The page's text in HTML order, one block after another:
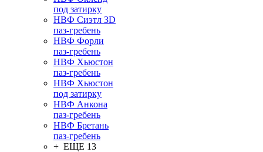
под затирку
НВФ Сиэтл 3D
паз-гребень
НВФ Форли
паз-гребень
НВФ Хьюстон
паз-гребень
НВФ Хьюстон
под затирку
НВФ Анкона
паз-гребень
НВФ Бретань
паз-гребень
+ ЕЩЕ 13